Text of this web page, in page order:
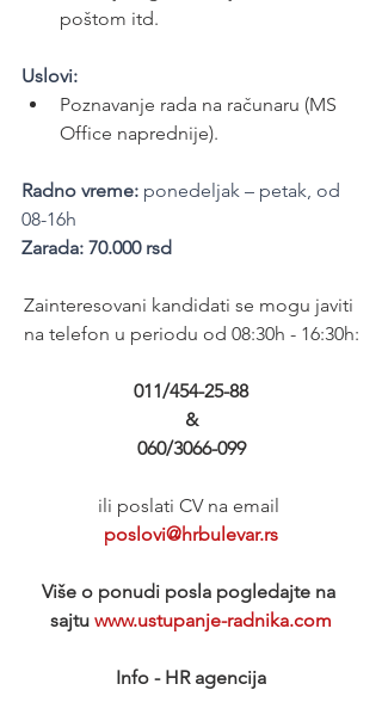
poštom itd.
Uslovi:
Poznavanje rada na računaru (MS
Office naprednije).
Radno vreme: ponedeljak – petak, od
08-16h
Zarada: 70.000 rsd
Zainteresovani kandidati se mogu javiti
na telefon u periodu od 08:30h - 16:30h:
011/454-25-88
&
060/3066-099
ili poslati CV na email
poslovi@hrbulevar.rs
Više o ponudi posla pogledajte na
sajtu www.ustupanje-radnika.com
Info - HR agencija